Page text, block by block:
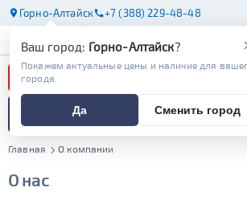
Горно-Алтайск +7 (388) 229-48-48
АКБ МАСЛА МАГАЗИНЫ
ПОДБОР АККУМУЛЯТОРА
СПЕЦИАЛИСТОМ
Главная О компании
О нас
Ваш город: Горно-Алтайск?
Покажем актуальные цены и наличие для
города.
Да Сменить город